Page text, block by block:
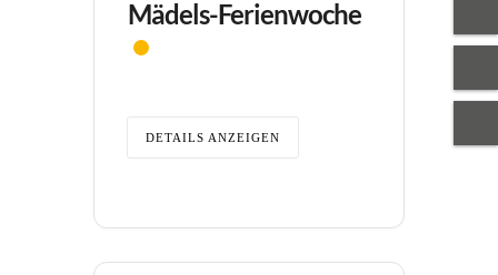
Mädels-Ferienwoche
DETAILS ANZEIGEN